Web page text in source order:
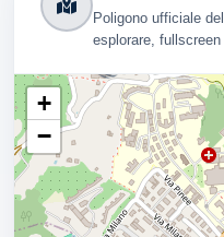
Poligono ufficiale
esplorare,
+
−